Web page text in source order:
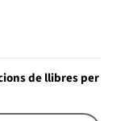
de llibres per